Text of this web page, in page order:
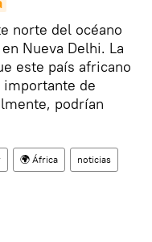
norte del océano
Nueva Delhi. La
este país africano
de
podrían
🌍 África noticias